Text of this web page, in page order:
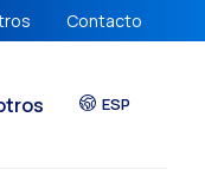
Contacto
ESP